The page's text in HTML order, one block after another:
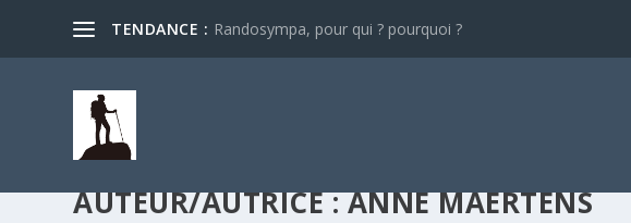
TENDANCE : Randosympa, pour qui ? pourquoi ?
AUTEUR/AUTRICE :ANNE MAERTENS